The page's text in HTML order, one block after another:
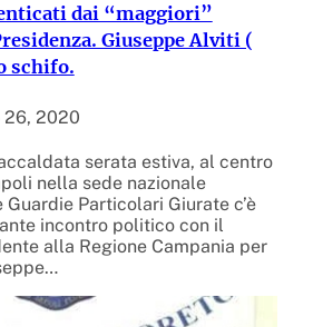
dai “maggiori”
Giuseppe Alviti (
schifo.
26, 2020
serata estiva, al centro
nella sede nazionale
Guardie Particolari Giurate c’è
incontro politico con il
alla Regione Campania per